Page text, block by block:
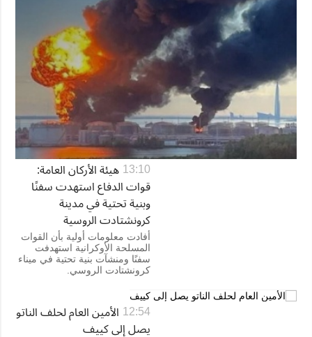
13:10 هيئة الأركان العامة:
قوات الدفاع استهدت سفنًا
وبنية تحتية في مدينة
كرونشتادت الروسية
أفادت معلومات أولية بأن القوات
المسلحة الأوكرانية استهدفت
سفنًا ومنشآت بنية تحتية في ميناء
كرونشتادت الروسي.
12:54 الأمين العام لحلف الناتو
يصل إلى كييف